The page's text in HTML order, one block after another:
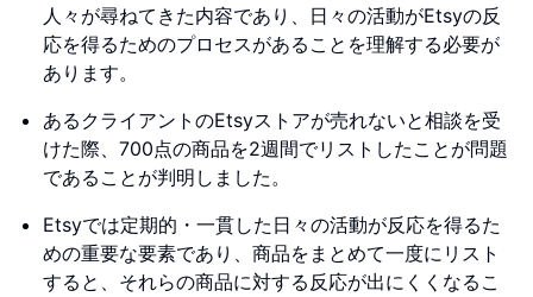
人々が尋ねてきた内容であり、日々の活動がEtsyの反
応を得るためのプロセスがあることを理解する必要が
あります。
あるクライアントのEtsyストアが売れないと相談を受
けた際、700点の商品を2週間でリストしたことが問題
であることが判明しました。
Etsyでは定期的・一貫した日々の活動が反応を得るた
めの重要な要素であり、商品をまとめて一度にリスト
すると、それらの商品に対する反応が出にくくなるこ